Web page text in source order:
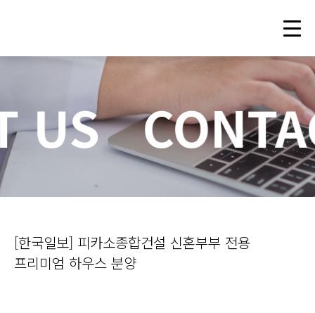
US
[한국일보] 피카소종합건설 신혼부부 전용
프리미엄 하우스 분양